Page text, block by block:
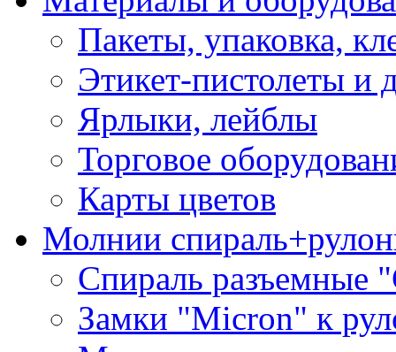
Пакеты, упаковка,
Этикет-пистолеты и
Ярлыки, лейблы
Торговое
Карты цветов
Молнии
Спираль разъемные
Замки "Micron" к